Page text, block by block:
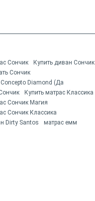
Сончик
Купить диван Сончик
Сончик
Concepto Diamond (Да
Купить матрас Классика
Сончик Магия
Сончик Классика
Dirty Santos
матрас емм